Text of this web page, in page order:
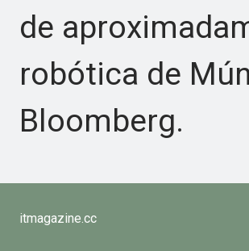
de
robótica de
Bloomberg.
itmagazine.cc